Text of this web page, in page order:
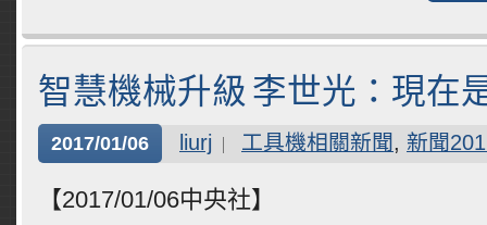
智慧機械升級 李世光：現在
2017/01/06 liurj 工具機相關新聞, 新聞
【2017/01/06中央社】